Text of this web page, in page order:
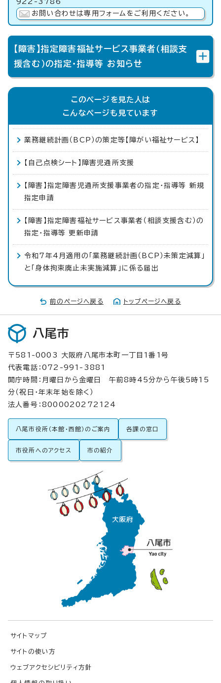
922-3786
お問い合わせは専用フォームをご利用ください。
【障害】指定障害福祉サービス事業者（相談支
援含む）の指定・指導等 お知らせ
このページを見た人は
こんなページも見ています
業務継続計画（BCP）の策定等【障がい福祉サービス】
【自己点検シート】障害児通所支援
【障害】指定障害児通所支援事業者の指定・指導等 新規
指定申請
【障害】指定障害福祉サービス事業者（相談支援含む）の
指定・指導等 更新申請
令和7年4月適用の「業務継続計画（BCP）未策定減算」
と「身体拘束廃止未実施減算」に係る届出
前のページへ戻る トップページへ戻る
八尾市
〒581-0003 大阪府八尾市本町一丁目1番1号
代表電話：072-991-3881
開庁時間：月曜日から金曜日 午前8時45分から午後5時15
分（祝日・年末年始を除く）
法人番号：8000020272124
八尾市役所（本館・西館）のご案内 各課の窓口
市役所へのアクセス 市の紹介
サイトマップ
サイトの使い方
ウェブアクセシビリティ方針